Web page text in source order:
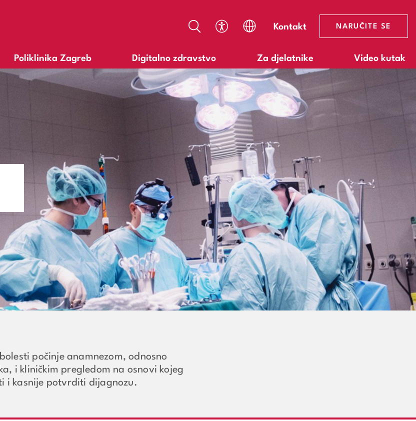
A A
Kontakt NARUČITE SE
Poliklinika Zagreb Digitalno zdravstvo Za djelatnike Video kutak
počinje anamnezom, odnosno
i kliničkim pregledom na osnovi kojeg
i kasnije potvrditi dijagnozu.